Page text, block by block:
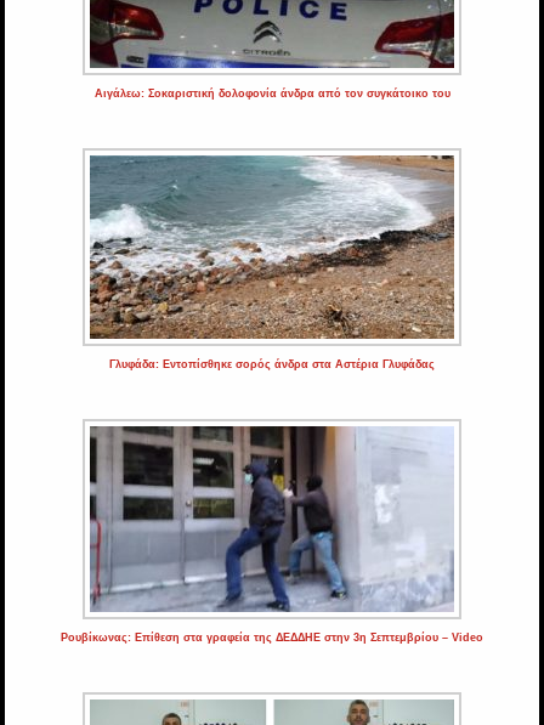
Αιγάλεω: Σοκαριστική δολοφονία άνδρα από τον συγκάτοικο του
Γλυφάδα: Εντοπίσθηκε σορός άνδρα στα Αστέρια Γλυφάδας
Ρουβίκωνας: Επίθεση στα γραφεία της ΔΕΔΔΗΕ στην 3η Σεπτεμβρίου – Video